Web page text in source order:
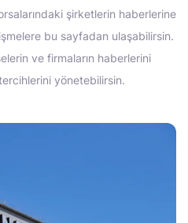
şirketlerin haberlerine
bu sayfadan ulaşabilirsin.
ve firmaların haberlerini
yönetebilirsin.